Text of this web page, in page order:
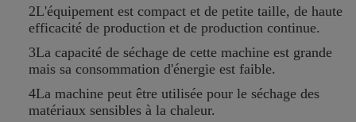
2L'équipement est compact et de petite taille, de haute
efficacité de production et de production continue.
3La capacité de séchage de cette machine est grande
mais sa consommation d'énergie est faible.
4La machine peut être utilisée pour le séchage des
matériaux sensibles à la chaleur.